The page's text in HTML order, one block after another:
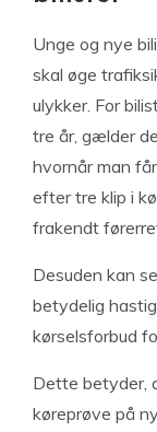
Unge og nye
skal øge
ulykker. For
tre år, gælder
hvornår man
efter tre klip i
frakendt
Desuden kan
betydelig
kørselsforbud
Dette betyder,
køreprøve på